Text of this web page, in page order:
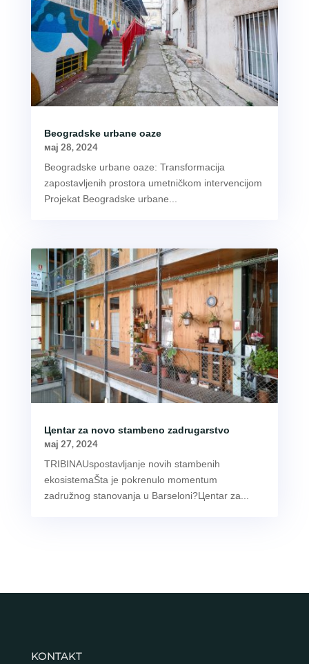
Beogradske urbane oaze
мај 28, 2024
Beogradske urbane oaze: Transformacija
zapostavljenih prostora umetničkom intervencijom
Projekat Beogradske urbane...
Цentar za novo stambeno zadrugarstvo
мај 27, 2024
TRIBINAUspostavljanje novih stambenih
ekosistemaŠta je pokrenulo momentum
zadružnog stanovanja u Barseloni?Цentаr za...
KONTAKT